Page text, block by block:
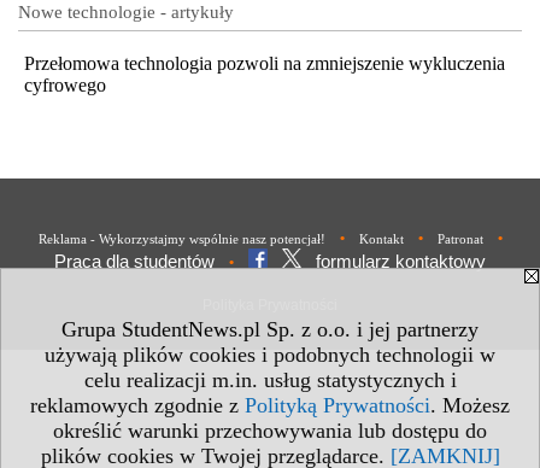
Grupa StudentNews.pl Sp. z o.o. i jej partnerzy
używają plików cookies i podobnych technologii w
celu realizacji m.in. usług statystycznych i
reklamowych zgodnie z Polityką Prywatności. Możesz
określić warunki przechowywania lub dostępu do
plików cookies w Twojej przeglądarce. [ZAMKNIJ]
Nowe technologie - artykuły
Przełomowa technologia pozwoli na zmniejszenie wykluczenia
cyfrowego
Reklama - Wykorzystajmy wspólnie nasz potencjał! • Kontakt • Patronat •
Praca dla studentów • formularz kontaktowy